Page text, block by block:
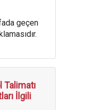
geçen
Talimatı
İlgili